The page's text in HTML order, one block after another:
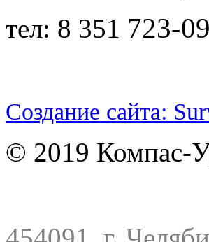
тел: 8 351 723-
Создание сайта:
© 2019 Компас-